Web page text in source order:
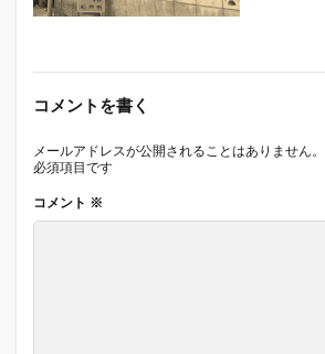
コメントを書く
メールアドレスが公開されることはありません。
必須項目です
コメント ※